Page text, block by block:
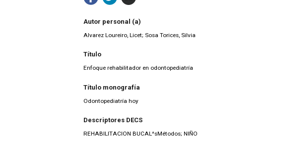
Autor personal (a)
Alvarez Loureiro, Licet; Sosa Torices, Silvia
Título
Enfoque rehabilitador en odontopediatría
Título monografía
Odontopediatría hoy
Descriptores DECS
REHABILITACION BUCAL^sMétodos; NIÑO